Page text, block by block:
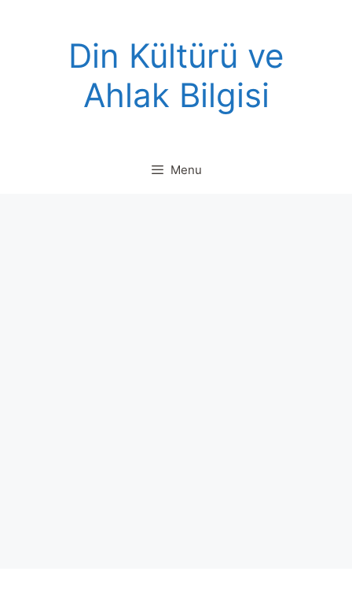
Din Kültürü ve
Ahlak Bilgisi
Menu